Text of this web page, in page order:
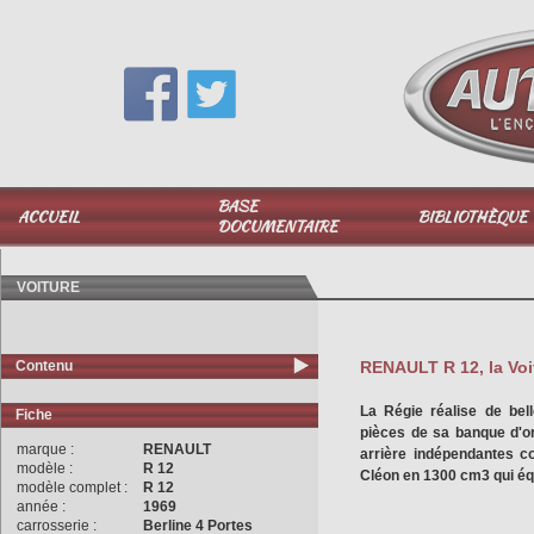
ACCUEIL
BASE
DOCUMENTAIRE
BIBLIOTHÈQUE
06 51 040 025
VOITURE
Contenu
Fiche
marque :
RENAULT
modèle :
R 12
modèle complet :
R 12
année :
1969
carrosserie :
Berline 4 Portes
RENAULT R 12, la
La Régie réalise de
pièces de sa banque
arrière indépendantes
Cléon en 1300 cm3 qui